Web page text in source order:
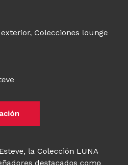
, Colecciones lounge
la Colección LUNA
destacados como